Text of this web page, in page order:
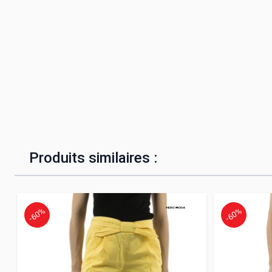
Produits similaires :
-60% -60%